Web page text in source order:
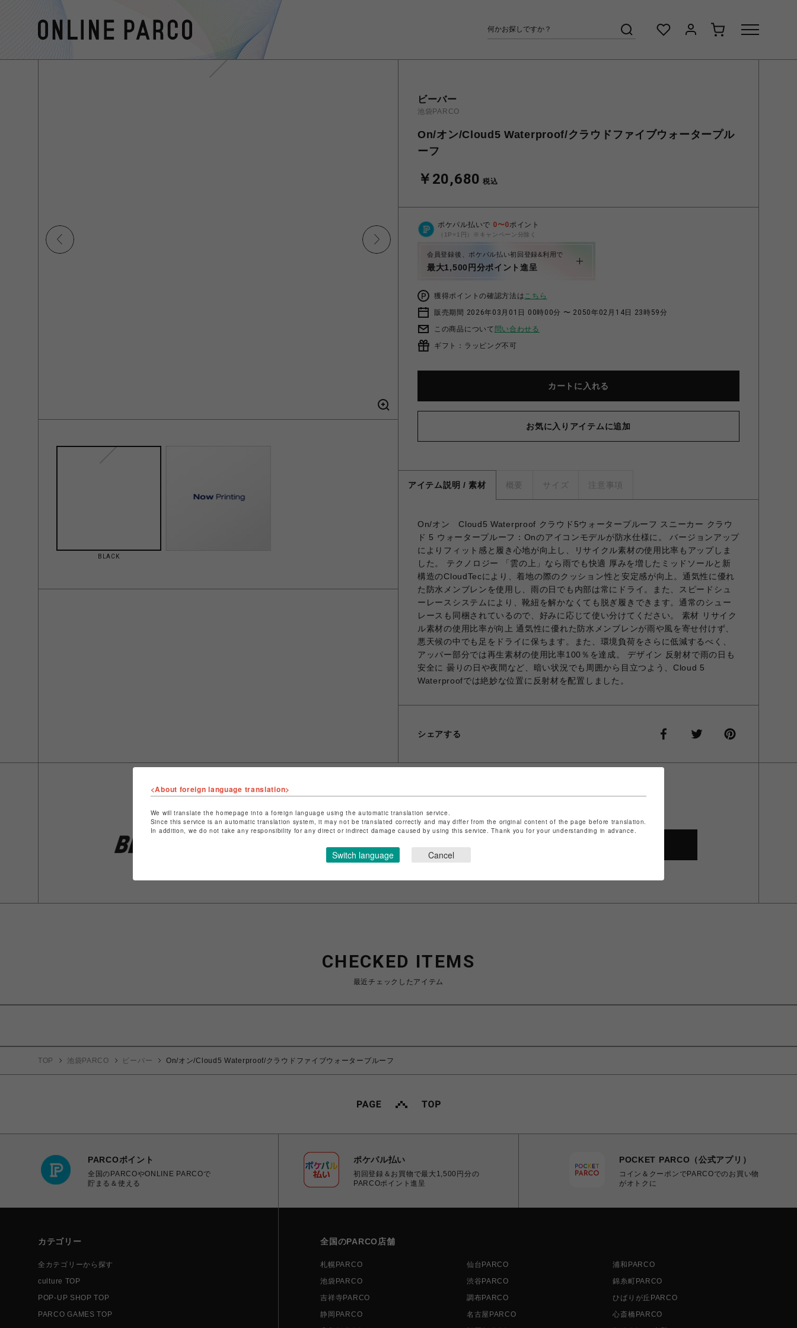
BLACK
ビーバー
池袋PARCO
On/オン/Cloud5 Waterproof/クラウドファイブウォータープル
ーフ
￥20,680 税込
ポケパル払いで 0〜0ポイント
（1P=1円）※キャンペーン分除く
会員登録後、ポケパル払い初回登録&利用で
最大1,500円分ポイント進呈
獲得ポイントの確認方法はこちら
販売期間 2026年03月01日 00時00分 〜 2050年02月14日 23時59分
この商品について 問い合わせる
ギフト：ラッピング不可
カートに入れる
お気に入りアイテムに追加
アイテム説明 / 素材 概要 サイズ 注意事項
On/オン Cloud5 Waterproof クラウド5ウォータープルーフ スニーカー クラウ
ド 5 ウォータープルーフ：Onのアイコンモデルが防水仕様に。 バージョンアップ
によりフィット感と履き心地が向上し、リサイクル素材の使用比率もアップしま
した。 テクノロジー 「雲の上」なら雨でも快適 厚みを増したミッドソールと新
構造のCloudTecにより、着地の際のクッション性と安定感が向上。通気性に優れ
た防水メンブレンを使用し、雨の日でも内部は常にドライ。また、スピードシュ
ーレースシステムにより、靴紐を解かなくても脱ぎ履きできます。通常のシュー
レースも同梱されているので、好みに応じて使い分けてください。 素材 リサイク
ル素材の使用比率が向上 通気性に優れた防水メンブレンが雨や風を寄せ付けず、
悪天候の中でも足をドライに保ちます。また、環境負荷をさらに低減するべく、
アッパー部分では再生素材の使用比率100％を達成。 デザイン 反射材で雨の日も
安全に 曇りの日や夜間など、暗い状況でも周囲から目立つよう、Cloud 5
Waterproofでは絶妙な位置に反射材を配置しました。
シェアする
ショップ名
ビーバー
店舗名
池袋PARCO
特定商取引法など法令に基づく表記は
こちら
CHECKED ITEMS
最近チェックしたアイテム
TOP 池袋PARCO ビーバー On/オン/Cloud5 Waterproof/クラウドファイブウォータープルーフ
PARCOポイント
全国のPARCOやONLINE PARCOで
貯まる＆使える
ポケパル払い
初回登録＆お買物で最大1,500円分の
PARCOポイント進呈
POCKET PARCO（公式アプリ）
コイン＆クーポンでPARCOでのお買い物
がオトクに
カテゴリー
全カテゴリーから探す
culture TOP
POP-UP SHOP TOP
PARCO GAMES TOP
全国のPARCO店舗
札幌PARCO 仙台PARCO
浦和PARCO
池袋PARCO
渋谷PARCO
錦糸町PARCO
吉祥寺PARCO
調布PARCO
ひばりが丘PARCO
静岡PARCO
名古屋PARCO
心斎橋PARCO
<About foreign language translation>
We will translate the homepage into a foreign language using the automatic translation service.
Since this service is an automatic translation system, it may not be translated correctly and may differ from the original content of the page before translation.
In addition, we do not take any responsibility for any direct or indirect damage caused by using this service. Thank you for your understanding in advance.
Switch language Cancel